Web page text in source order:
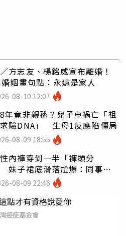
方志友、楊銘威宣布離婚！
姻畫句點：永遠是家人
08-10 12:07
年竟非親孫？兒子車禍亡「祖
驗DNA」 生母1反應陷僵局
08-09 18:55
內褲穿到一半「褲頭分
妹子裙底滑落尬爆：同事全
08-09 22:46
點才有資格說愛你
癌症基金會